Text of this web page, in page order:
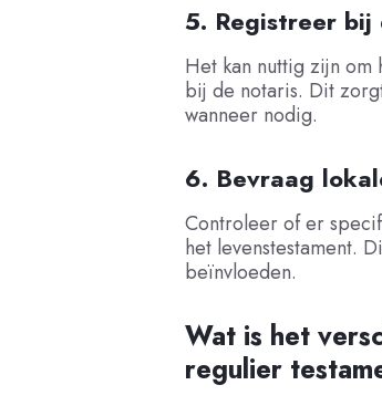
5. Registreer bij
Het kan nuttig zijn
bij de notaris. Dit
wanneer nodig.
6. Bevraag
Controleer of er
het levenstestament.
beïnvloeden.
Wat is het
regulier